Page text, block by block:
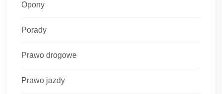
Opony
Porady
Prawo drogowe
Prawo jazdy